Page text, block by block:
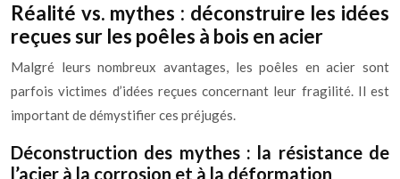
Réalité vs. mythes : déconstruire les idées
reçues sur les poêles à bois en acier
Malgré leurs nombreux avantages, les poêles en acier sont
parfois victimes d’idées reçues concernant leur fragilité. Il est
important de démystifier ces préjugés.
Déconstruction des mythes : la résistance de
l’acier à la corrosion et à la déformation